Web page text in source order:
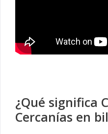
¿Qué significa
Cercanías en